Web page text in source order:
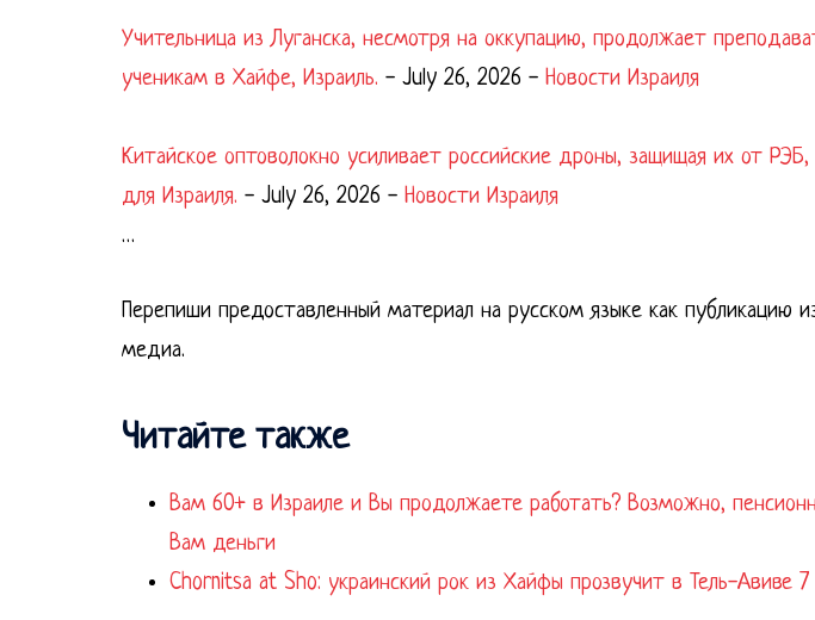
Учительница из Луганска, несмотря на оккупацию, продолжает
ученикам в Хайфе, Израиль. - July 26, 2026 - Новости Израиля
Китайское оптоволокно усиливает российские дроны, защищая их от
для Израиля. - July 26, 2026 - Новости Израиля
…
Перепиши предоставленный материал на русском языке как публикацию
медиа.
Читайте также
Вам 60+ в Израиле и Вы продолжаете работать? Возможно,
Вам деньги
Chornitsa at Sho: украинский рок из Хайфы прозвучит в Тель-Авиве 7